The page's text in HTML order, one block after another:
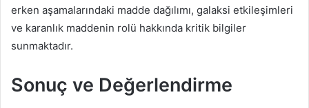
erken aşamalarındaki madde dağılımı, galaksi etkileşimleri
ve karanlık maddenin rolü hakkında kritik bilgiler
sunmaktadır.
Sonuç ve Değerlendirme